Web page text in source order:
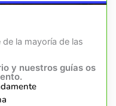
la mayoría de las
y nuestros guías os